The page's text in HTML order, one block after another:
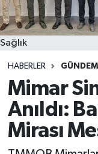
Sağlık
HABERLER GÜNDEM
Mimar
Anıldı:
Mirası